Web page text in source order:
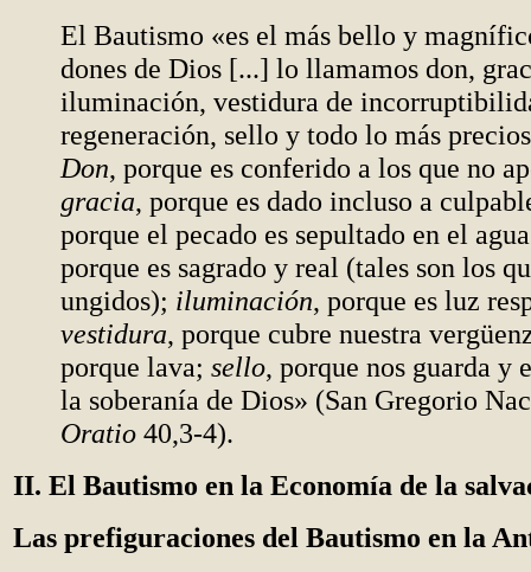
El Bautismo «es el más bello y
dones de Dios [...] lo llamamos don,
iluminación, vestidura de
regeneración, sello y todo lo más
Don, porque es conferido a los que no
gracia, porque es dado incluso a
porque el pecado es sepultado en el
porque es sagrado y real (tales son los
ungidos); iluminación, porque es luz
vestidura, porque cubre nuestra
porque lava; sello, porque nos guarda y
la soberanía de Dios» (San Gregorio
Oratio 40,3-4).
II. El Bautismo en la Economía de la
Las prefiguraciones del Bautismo en la